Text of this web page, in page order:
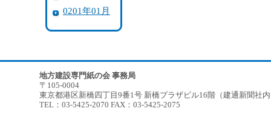
0201年01月
地方建設専門紙の会 事務局
〒105-0004
東京都港区新橋四丁目9番1号 新橋プラザビル16階（建通新聞社
TEL：03-5425-2070 FAX：03-5425-2075